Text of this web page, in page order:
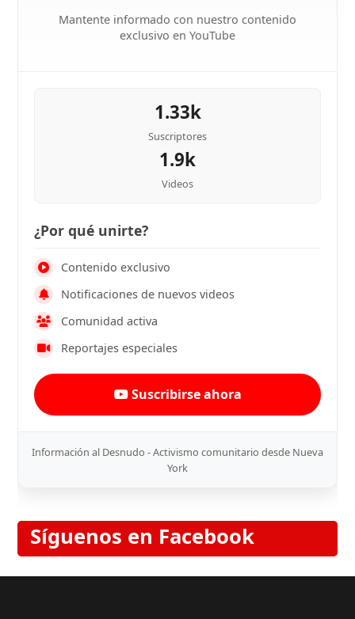
Mantente informado con nuestro contenido
exclusivo en YouTube
1.33k
Suscriptores
1.9k
Videos
¿Por qué unirte?
Contenido exclusivo
Notificaciones de nuevos videos
Comunidad activa
Reportajes especiales
Suscribirse ahora
Información al Desnudo - Activismo comunitario desde Nueva
York
Síguenos en Facebook